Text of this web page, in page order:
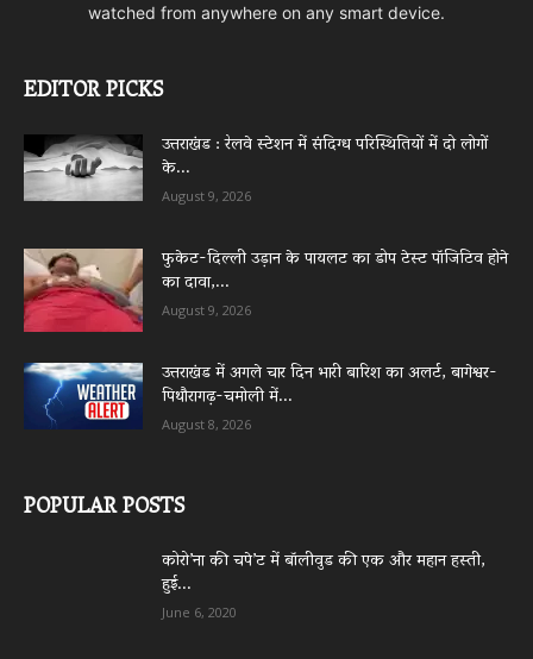
watched from anywhere on any smart device.
EDITOR PICKS
उत्तराखंड : रेलवे स्टेशन में संदिग्ध परिस्थितियों में दो लोगों
के...
August 9, 2026
फुकेट-दिल्ली उड़ान के पायलट का डोप टेस्ट पॉजिटिव होने
का दावा,...
August 9, 2026
उत्तराखंड में अगले चार दिन भारी बारिश का अलर्ट, बागेश्वर-
पिथौरागढ़-चमोली में...
August 8, 2026
POPULAR POSTS
कोरो’ना की चपे’ट में बॉलीवुड की एक और महान हस्ती,
हुई...
June 6, 2020